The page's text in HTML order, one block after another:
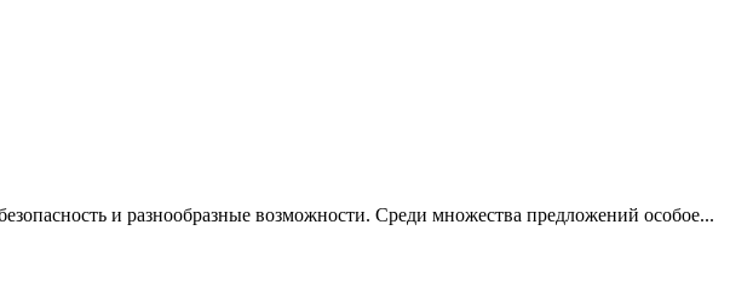
и разнообразные возможности. Среди множества предложений особое...